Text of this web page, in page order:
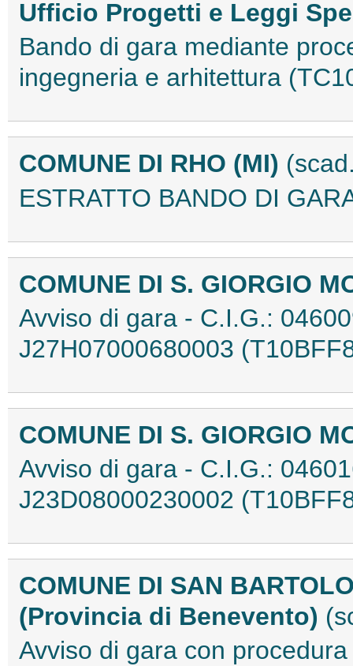
Ufficio Progetti e Leggi
Bando di gara mediante
ingegneria e arhitettura
COMUNE DI RHO (MI)
ESTRATTO BANDO DI
COMUNE DI S. GIORGIO
Avviso di gara - C.I.G.:
J27H07000680003
COMUNE DI S. GIORGIO
Avviso di gara - C.I.G.:
J23D08000230002
COMUNE DI SAN
(Provincia di Benevento)
Avviso di gara con